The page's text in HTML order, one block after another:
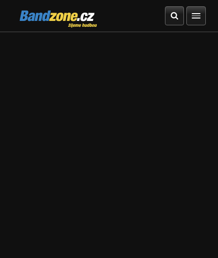
Bandzone.cz
žijeme hudbou